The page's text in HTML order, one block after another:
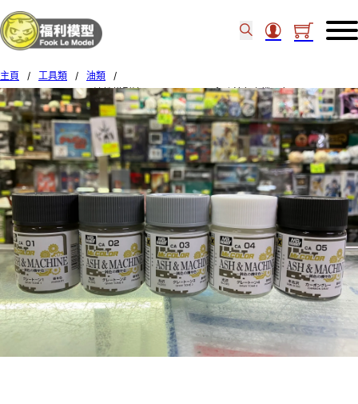
主頁 / 工具類 / 油類
/
MR.HOBBY Mr.Color 油性模型油 Ash & Machine系列 鈍色之機甲色